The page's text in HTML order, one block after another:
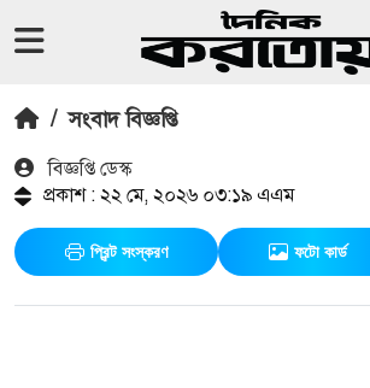
/ সংবাদ বিজ্ঞপ্তি
বিজ্ঞপ্তি ডেস্ক
প্রকাশ : ২২ মে, ২০২৬ ০৩:১৯ এএম
প্রিন্ট সংস্করণ ফটো কার্ড